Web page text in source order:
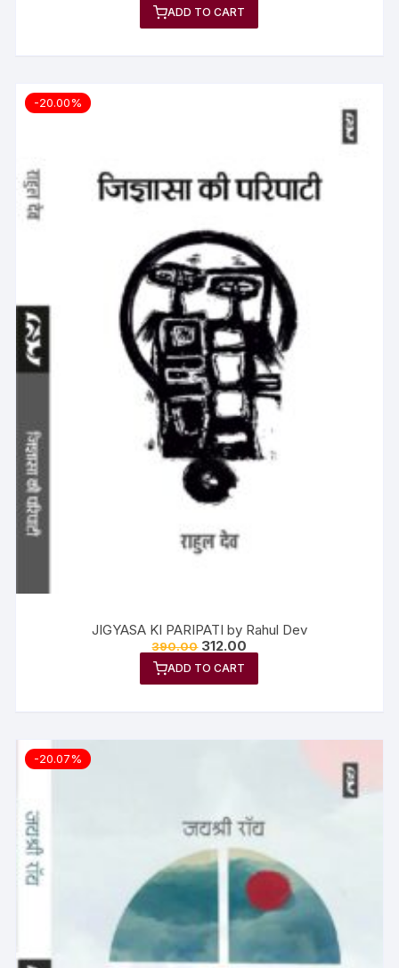
ADD TO CART
-20.00%
JIGYASA KI PARIPATI by Rahul Dev
390.00 312.00
ADD TO CART
-20.07%